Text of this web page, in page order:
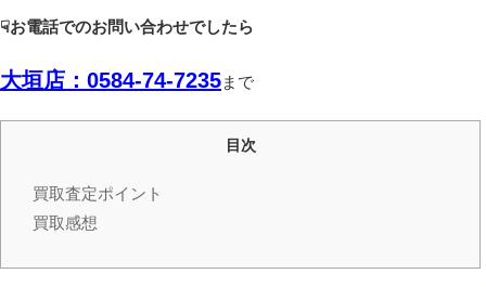
☟お電話でのお問い合わせでしたら
大垣店：0584-74-7235まで
目次
買取査定ポイント
買取感想